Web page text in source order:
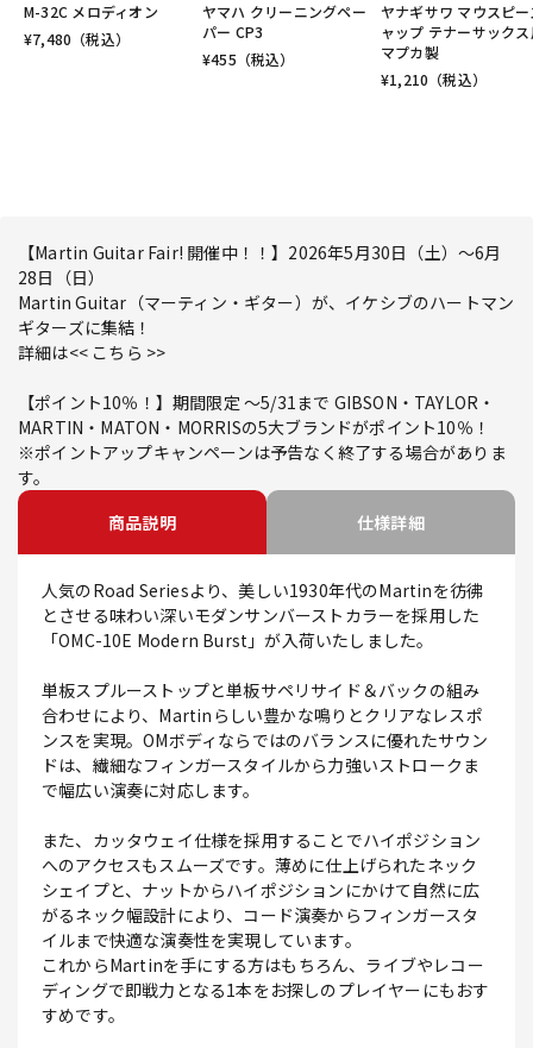
M-32C メロディオン
¥7,480 （税込）
ヤマハ クリーニングペー
パー CP3
¥455 （税込）
ヤナギサワ マウスピー
ャップ テナーサック
マプカ製
¥1,210 （税込）
【Martin Guitar Fair! 開催中！！】2026年5月30日（土）～6月
28日（日）
Martin Guitar（マーティン・ギター）が、イケシブのハートマン
ギターズに集結！
詳細は<< こちら >>
【ポイント10％！】期間限定 ～5/31まで GIBSON・TAYLOR・
MARTIN・MATON・MORRISの5大ブランドがポイント10％！
※ポイントアップキャンペーンは予告なく終了する場合がありま
す。
商品説明
仕様詳細
人気のRoad Seriesより、美しい1930年代のMartinを彷彿
とさせる味わい深いモダンサンバーストカラーを採用した
「OMC-10E Modern Burst」が入荷いたしました。
単板スプルーストップと単板サペリサイド＆バックの組み
合わせにより、Martinらしい豊かな鳴りとクリアなレスポ
ンスを実現。OMボディならではのバランスに優れたサウン
ドは、繊細なフィンガースタイルから力強いストロークま
で幅広い演奏に対応します。
また、カッタウェイ仕様を採用することでハイポジション
へのアクセスもスムーズです。薄めに仕上げられたネック
シェイプと、ナットからハイポジションにかけて自然に広
がるネック幅設計により、コード演奏からフィンガースタ
イルまで快適な演奏性を実現しています。
これからMartinを手にする方はもちろん、ライブやレコー
ディングで即戦力となる1本をお探しのプレイヤーにもおす
すめです。